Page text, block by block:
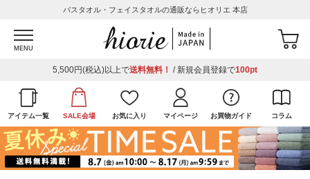
バスタオル・フェイスタオルの通販ならヒオリエ 本店
MENU
5,500円(税込)以上で送料無料！ / 新規会員登録で100pt
アイテム一覧 SALE会場 お気に入り マイページ お買物ガイド コラム